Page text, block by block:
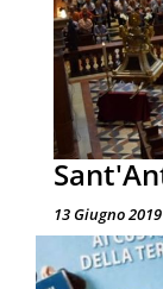
13 Giugno 2019